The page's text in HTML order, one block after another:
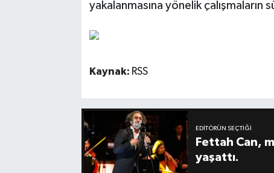
yakalanmasına yönelik çalışmaların
Kaynak: RSS
EDITÖRÜN SEÇTIĞI
Fettah Can,
yaşattı.